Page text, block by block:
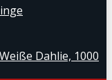
Dahlie, 1000